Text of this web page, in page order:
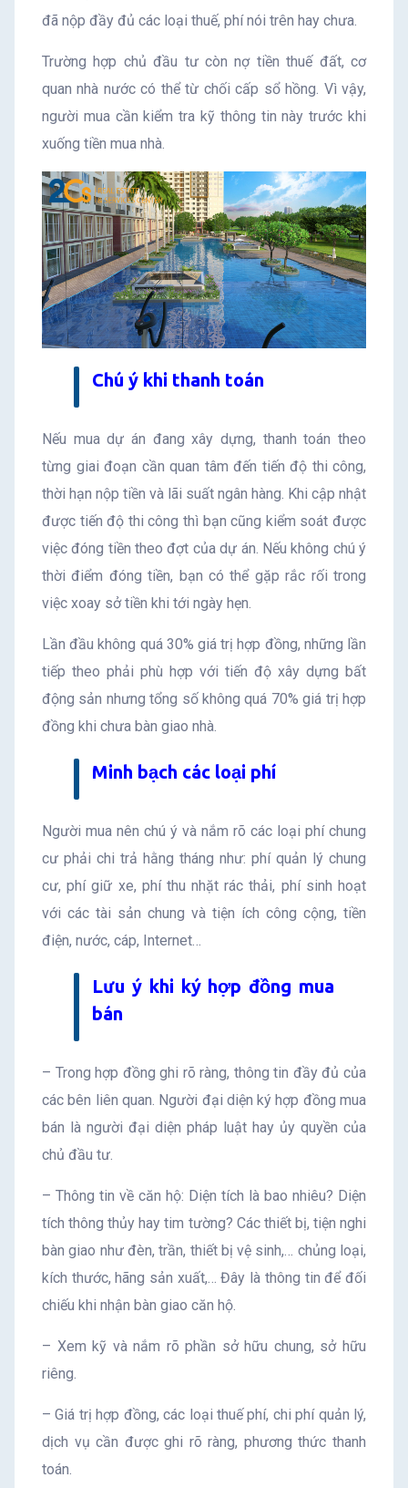
đã nộp đầy đủ các loại thuế, phí nói trên hay chưa.
Trường hợp chủ đầu tư còn nợ tiền thuế đất, cơ
quan nhà nước có thể từ chối cấp sổ hồng. Vì vậy,
người mua cần kiểm tra kỹ thông tin này trước khi
xuống tiền mua nhà.
Chú ý khi thanh toán
Nếu mua dự án đang xây dựng, thanh toán theo
từng giai đoạn cần quan tâm đến tiến độ thi công,
thời hạn nộp tiền và lãi suất ngân hàng. Khi cập nhật
được tiến độ thi công thì bạn cũng kiểm soát được
việc đóng tiền theo đợt của dự án. Nếu không chú ý
thời điểm đóng tiền, bạn có thể gặp rắc rối trong
việc xoay sở tiền khi tới ngày hẹn.
Lần đầu không quá 30% giá trị hợp đồng, những lần
tiếp theo phải phù hợp với tiến độ xây dựng bất
động sản nhưng tổng số không quá 70% giá trị hợp
đồng khi chưa bàn giao nhà.
Minh bạch các loại phí
Người mua nên chú ý và nắm rõ các loại phí chung
cư phải chi trả hằng tháng như: phí quản lý chung
cư, phí giữ xe, phí thu nhặt rác thải, phí sinh hoạt
với các tài sản chung và tiện ích công cộng, tiền
điện, nước, cáp, Internet…
Lưu ý khi ký hợp đồng mua
bán
– Trong hợp đồng ghi rõ ràng, thông tin đầy đủ của
các bên liên quan. Người đại diện ký hợp đồng mua
bán là người đại diện pháp luật hay ủy quyền của
chủ đầu tư.
– Thông tin về căn hộ: Diện tích là bao nhiêu? Diện
tích thông thủy hay tim tường? Các thiết bị, tiện nghi
bàn giao như đèn, trần, thiết bị vệ sinh,… chủng loại,
kích thước, hãng sản xuất,… Đây là thông tin để đối
chiếu khi nhận bàn giao căn hộ.
– Xem kỹ và nắm rõ phần sở hữu chung, sở hữu
riêng.
– Giá trị hợp đồng, các loại thuế phí, chi phí quản lý,
dịch vụ cần được ghi rõ ràng, phương thức thanh
toán.